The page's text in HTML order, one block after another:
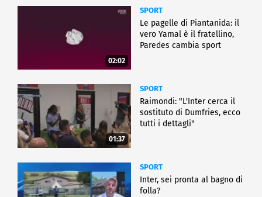
02:02
SPORT
Le pagelle di Piantanida: il
vero Yamal è il fratellino,
Paredes cambia sport
01:37
SPORT
Raimondi: "L'Inter cerca il
sostituto di Dumfries, ecco
tutti i dettagli"
SPORT
Inter, sei pronta al bagno di
folla?